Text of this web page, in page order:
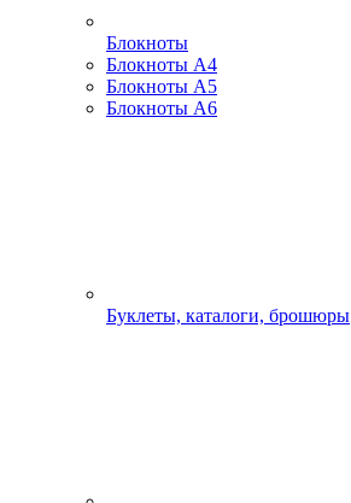
Блокноты
Блокноты А4
Блокноты А5
Блокноты А6
Буклеты, каталоги, брошюры